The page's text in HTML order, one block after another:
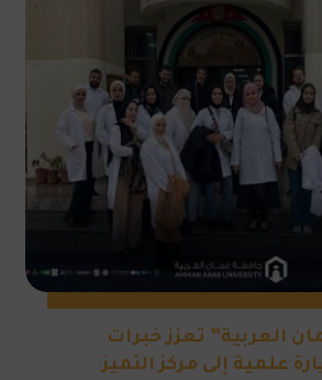
العربية” تعزز خبرات
علمية إلى مركز التميز